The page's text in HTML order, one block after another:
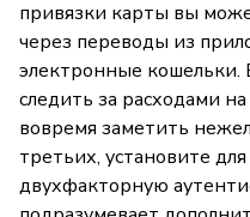
привязки карты вы
через переводы из
электронные
следить за расходами
вовремя заметить
третьих, установите
двухфакторную